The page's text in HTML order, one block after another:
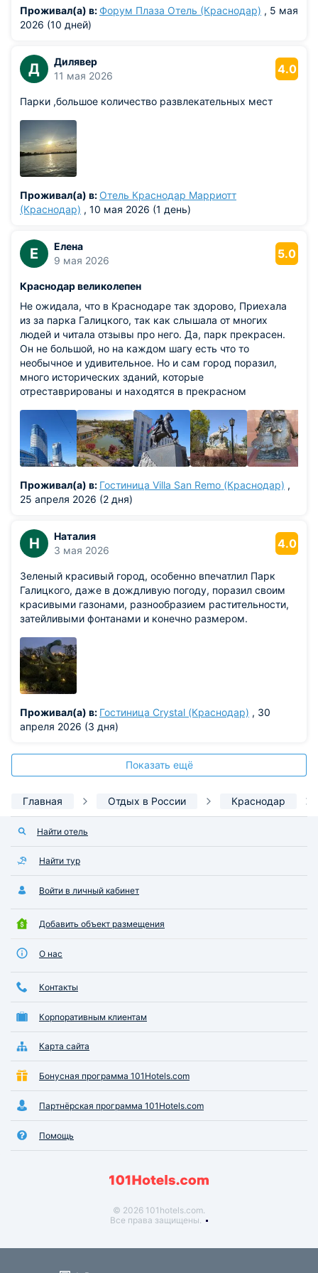
Проживал(а) в: Форум Плаза Отель (Краснодар) , 5 мая
2026 (10 дней)
Д
Дилявер
11 мая 2026
4.0
Парки ,большое количество развлекательных мест
Проживал(а) в: Отель Краснодар Марриотт
(Краснодар) , 10 мая 2026 (1 день)
Е
Елена
9 мая 2026
5.0
Краснодар великолепен
Не ожидала, что в Краснодаре так здорово, Приехала
из за парка Галицкого, так как слышала от многих
людей и читала отзывы про него. Да, парк прекрасен.
Он не большой, но на каждом шагу есть что то
необычное и удивительное. Но и сам город поразил,
много исторических зданий, которые
отреставрированы и находятся в прекрасном
что ещё приеду, так как за 3 дня не успела всё
посмотреть.
Проживал(а) в: Гостиница Villa San Remo (Краснодар) ,
25 апреля 2026 (2 дня)
Н
Наталия
3 мая 2026
4.0
Зеленый красивый город, особенно впечатлил Парк
Галицкого, даже в дождливую погоду, поразил своим
красивыми газонами, разнообразием растительности,
затейливыми фонтанами и конечно размером.
Проживал(а) в: Гостиница Crystal (Краснодар) , 30
апреля 2026 (3 дня)
Показать ещё
Главная Отдых в России Краснодар
Найти отель
Найти тур
Войти в личный кабинет
Добавить объект размещения
О нас
Контакты
Корпоративным клиентам
Карта сайта
Бонусная программа 101Hotels.com
Партнёрская программа 101Hotels.com
Помощь
© 2026 101hotels.com.
Все права защищены.